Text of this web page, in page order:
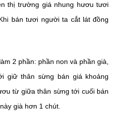
thị trường giá n
bán tươi người ta cắt lát đồng
2 phần: phần non và phần già,
từ giữa thân sừng tới cuối bán
già hơn 1 chút.